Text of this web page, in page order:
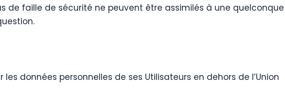
faille de sécurité ne peuvent être assimilés à une quelconque
données personnelles de ses Utilisateurs en dehors de l’Union